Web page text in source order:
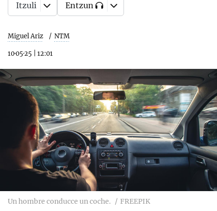
Miguel Ariz NTM
10·05·25 12:01
Itzuli Entzun
Un hombre conducce un coche. FREEPIK